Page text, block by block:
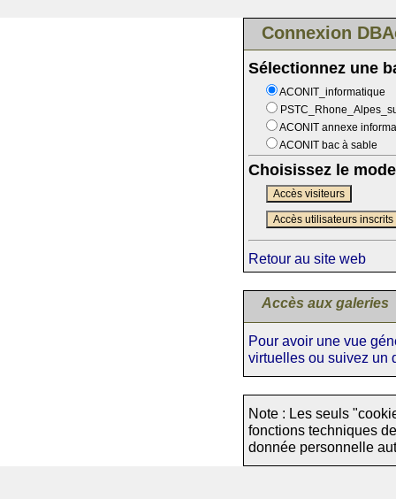
Connexion
Sélectionnez une
ACONIT_informatique
ACONIT annexe
ACONIT bac à sable
Choisissez le
Accès visiteurs
Accès utilisateurs inscrits
Retour au site web
Accès aux galeries
Pour avoir une vue
virtuelles ou suivez un
Note : Les seuls
fonctions techniques
donnée personnelle